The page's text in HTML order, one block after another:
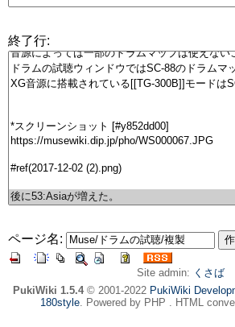
終了行:
ページ名:
Site admin: くさば
PukiWiki 1.5.4© 2001-2022 PukiWiki
180style. Powered by PHP . HTML